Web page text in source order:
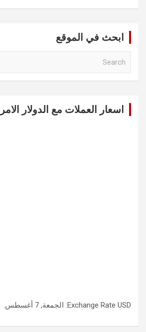
ابحث في الموقع
اسعار العملات مع الدولار
Exchange Rate USD : الجمعة, 7 أغسطس.